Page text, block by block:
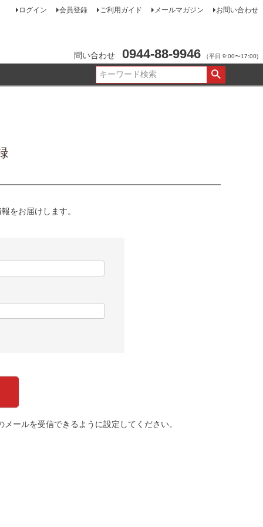
ログイン 会員登録 ご利用ガイド メールマガジン お問い合わせ
問い合わせ 0944-88-9946 （平日 9:00〜17:00)
をお届けします。
メールを受信できるように設定してください。